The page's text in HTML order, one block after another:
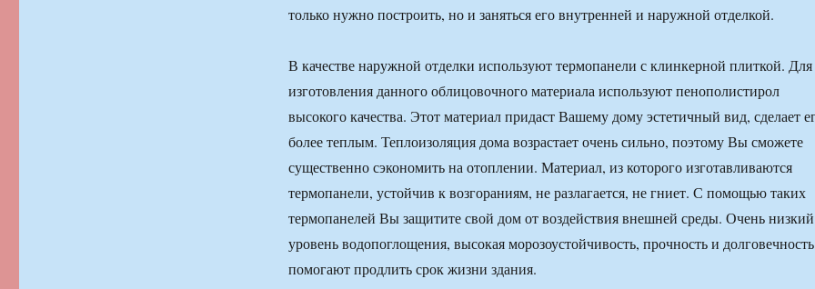
только нужно построить, но и заняться его внутренней и наружной отделкой.
В качестве наружной отделки используют термопанели с клинкерной плиткой. Для
изготовления данного облицовочного материала используют пенополистирол
высокого качества. Этот материал придаст Вашему дому эстетичный вид, сделает
более теплым. Теплоизоляция дома возрастает очень сильно, поэтому Вы сможете
существенно сэкономить на отоплении. Материал, из которого изготавливаются
термопанели, устойчив к возгораниям, не разлагается, не гниет. С помощью таких
термопанелей Вы защитите свой дом от воздействия внешней среды. Очень низкий
уровень водопоглощения, высокая морозоустойчивость, прочность и долговечность
помогают продлить срок жизни здания.